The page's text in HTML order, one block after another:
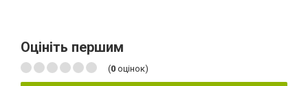
Оцініть першим
(0 оцінок)